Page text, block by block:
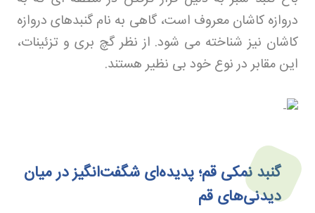
دروازه کاشان معروف است، گاهی به نام گنبدهای دروازه
کاشان نیز شناخته می شود. از نظر گچ بری و تزئینات،
این مقابر در نوع خود بی نظیر هستند.
گنبد نمکی قم؛ پدیده‌ای شگفت‌انگیز در میان
دیدنی‌های قم